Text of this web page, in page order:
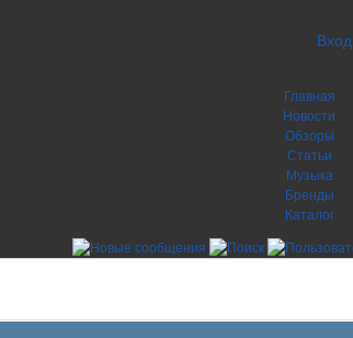
Вход
Главная
Новости
Обзоры
Статьи
Музыка
Бренды
Каталог